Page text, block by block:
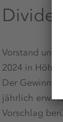
Vorstand und
2024 in Höhe
Der
jährlich
Vorschlag